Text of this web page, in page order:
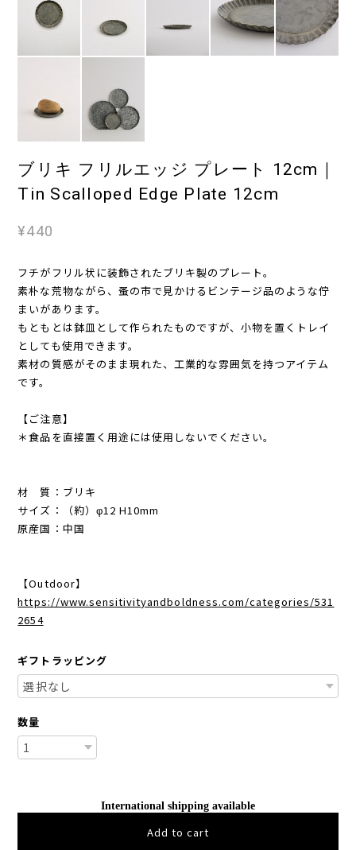
ブリキ フリルエッジ プレート 12cm｜
Tin Scalloped Edge Plate 12cm
¥440
フチがフリル状に装飾されたブリキ製のプレート。
素朴な荒物ながら、蚤の市で見かけるビンテージ品のような佇
まいがあります。
もともとは鉢皿として作られたものですが、小物を置くトレイ
としても使用できます。
素材の質感がそのまま現れた、工業的な雰囲気を持つアイテム
です。
【ご注意】
＊食品を直接置く用途には使用しないでください。
材 質：ブリキ
サイズ：（約）φ12 H10mm
原産国：中国
【Outdoor】
https://www.sensitivityandboldness.com/categories/531
2654
ギフトラッピング
数量
International shipping available
Add to cart